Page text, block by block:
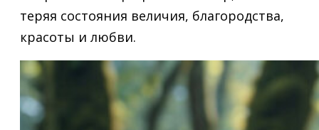
теряя состояния величия, благородства,
красоты и любви.